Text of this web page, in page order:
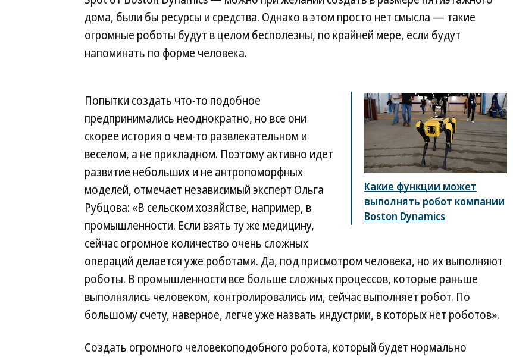
дома, были бы ресурсы и средства. Однако в этом просто нет смысла — такие
огромные роботы будут в целом бесполезны, по крайней мере, если будут
напоминать по форме человека.
Какие функции может
выполнять робот компании
Boston Dynamics
Попытки создать что-то подобное
предпринимались неоднократно, но все они
скорее история о чем-то развлекательном и
веселом, а не прикладном. Поэтому активно идет
развитие небольших и не антропоморфных
моделей, отмечает независимый эксперт Ольга
Рубцова: «В сельском хозяйстве, например, в
промышленности. Если взять ту же медицину,
сейчас огромное количество очень сложных
операций делается уже роботами. Да, под присмотром человека, но их выполняют
роботы. В промышленности все больше сложных процессов, которые раньше
выполнялись человеком, контролировались им, сейчас выполняет робот. По
большому счету, наверное, легче уже назвать индустрии, в которых нет роботов».
Создать огромного человекоподобного робота, который будет нормально